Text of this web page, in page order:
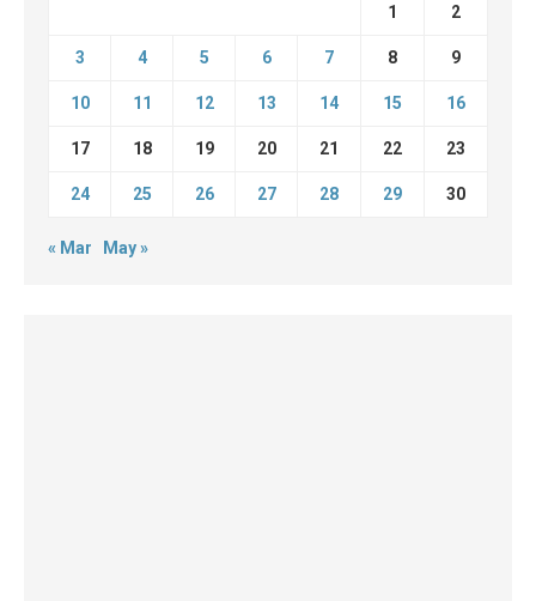
1 2
3 4 5 6 7 8 9
10 11 12 13 14 15 16
17 18 19 20 21 22 23
24 25 26 27 28 29 30
« Mar May »